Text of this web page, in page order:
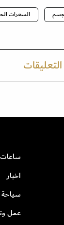
السعرات
التعليقات
اخبار
عمل